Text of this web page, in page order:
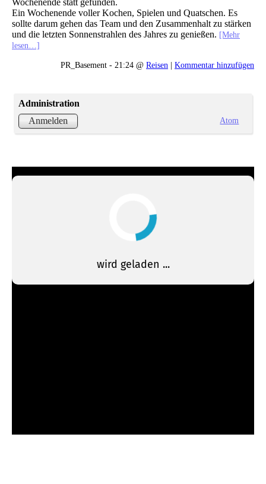
Ein Wochenende voller Kochen, Spielen und Quatschen. Es
sollte darum gehen das Team und den Zusammenhalt zu stärken
und die letzten Sonnenstrahlen des Jahres zu genießen. [Mehr
lesen…]
PR_Basement - 21:24 @ Reisen | Kommentar hinzufügen
Administration
Anmelden
Atom